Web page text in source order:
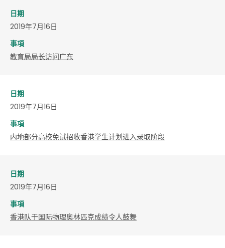
日期
2019年7月16日
事項
教育局局长访问广东
日期
2019年7月16日
事項
内地部分高校免试招收香港学生计划进入录取阶段
日期
2019年7月16日
事項
香港队于国际物理奥林匹克成绩令人鼓舞